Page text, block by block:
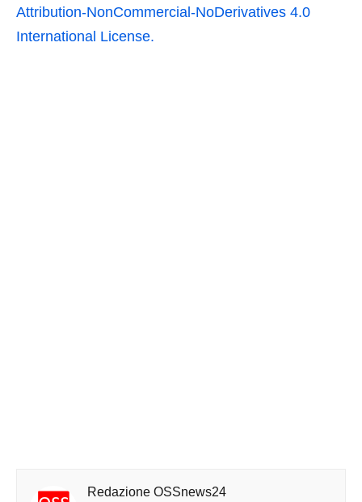
Attribution-NonCommercial-NoDerivatives 4.0
International License.
Redazione OSSnews24